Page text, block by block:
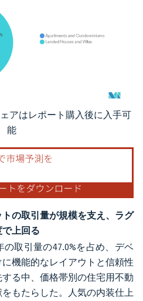
はCC BY 4.0の表示が必要です。
アはレポート購入後に入手可
能
の取引量が規模を支え、ラグ
上回る
の取引量の47.0%を占め、デベ
機能的なレイアウトと信頼性
る中、価格帯別の住宅用不動
もたらした。人気の内装仕上